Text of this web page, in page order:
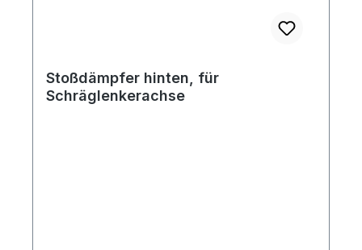
Stoßdämpfer hinten, für
Schräglenkerachse